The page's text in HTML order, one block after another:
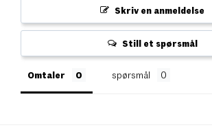
Skriv en anmeldelse
Still et spørsmål
Omtaler spørsmål